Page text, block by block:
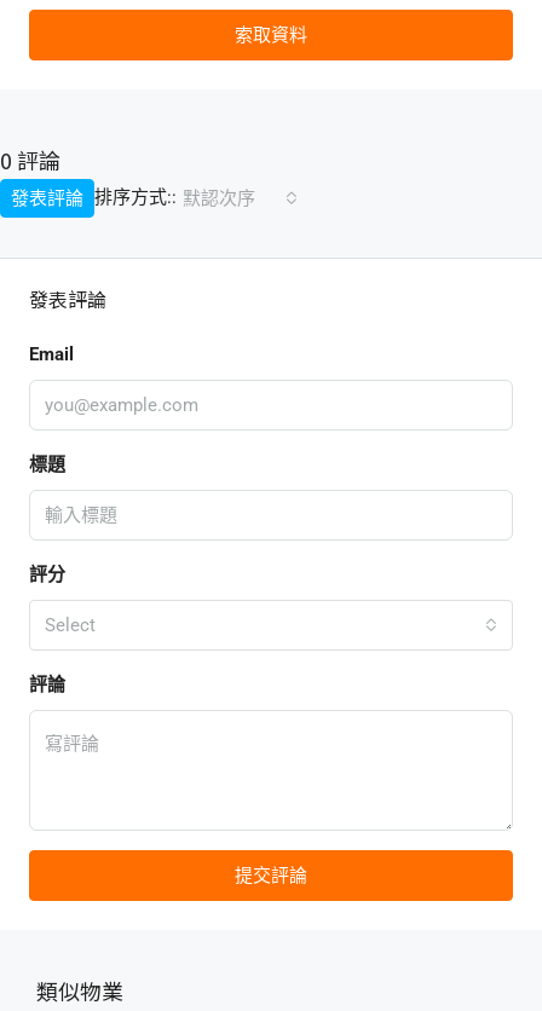
索取資料
0 評論
排序方式:: 默認次序
發表評論
發表評論
Email
標題
評分
Select
評論
提交評論
類似物業